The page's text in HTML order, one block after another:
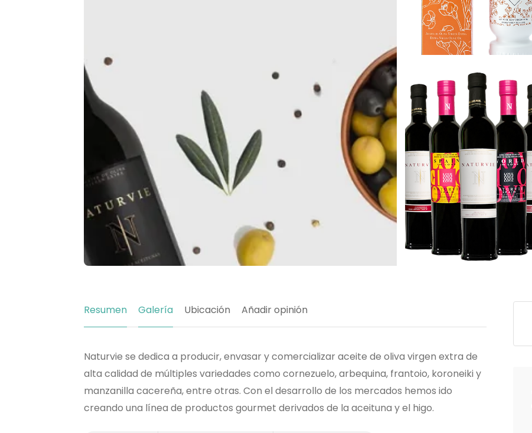
Resumen Galería Ubicación Añadir opinión
Naturvie se dedica a producir, envasar y comercializar aceite de oliva virgen extra de
alta calidad de múltiples variedades como cornezuelo, arbequina, frantoio, koroneiki y
manzanilla cacereña, entre otras. Con el desarrollo de los mercados hemos ido
creando una línea de productos gourmet derivados de la aceituna y el higo.